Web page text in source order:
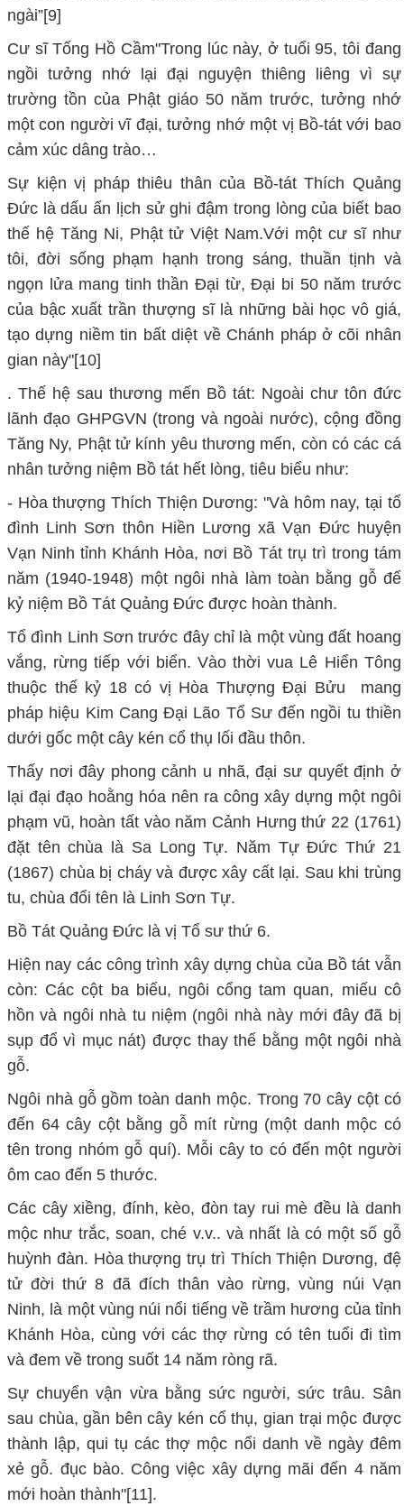
ngài”[9]
Cư sĩ Tống Hồ Cầm"Trong lúc này, ở tuổi 95, tôi đang
ngồi tưởng nhớ lại đại nguyện thiêng liêng vì sự
trường tồn của Phật giáo 50 năm trước, tưởng nhớ
một con người vĩ đại, tưởng nhớ một vị Bồ-tát với bao
cảm xúc dâng trào…
Sự kiện vị pháp thiêu thân của Bồ-tát Thích Quảng
Đức là dấu ấn lịch sử ghi đậm trong lòng của biết bao
thế hệ Tăng Ni, Phật tử Việt Nam.Với một cư sĩ như
tôi, đời sống phạm hạnh trong sáng, thuần tịnh và
ngọn lửa mang tinh thần Đại từ, Đại bi 50 năm trước
của bậc xuất trần thượng sĩ là những bài học vô giá,
tạo dựng niềm tin bất diệt về Chánh pháp ở cõi nhân
gian này"[10]
. Thế hệ sau thương mến Bồ tát: Ngoài chư tôn đức
lãnh đạo GHPGVN (trong và ngoài nước), cộng đồng
Tăng Ny, Phật tử kính yêu thương mến, còn có các cá
nhân tưởng niệm Bồ tát hết lòng, tiêu biểu như:
- Hòa thượng Thích Thiện Dương: "Và hôm nay, tại tổ
đình Linh Sơn thôn Hiền Lương xã Vạn Đức huyện
Vạn Ninh tỉnh Khánh Hòa, nơi Bồ Tát trụ trì trong tám
năm (1940-1948) một ngôi nhà làm toàn bằng gỗ để
kỷ niệm Bồ Tát Quảng Đức được hoàn thành.
Tổ đình Linh Sơn trước đây chỉ là một vùng đất hoang
vắng, rừng tiếp với biển. Vào thời vua Lê Hiển Tông
thuộc thế kỷ 18 có vị Hòa Thượng Đại Bửu mang
pháp hiệu Kim Cang Đại Lão Tổ Sư đến ngồi tu thiền
dưới gốc một cây kén cổ thụ lối đầu thôn.
Thấy nơi đây phong cảnh u nhã, đại sư quyết định ở
lại đại đạo hoằng hóa nên ra công xây dựng một ngôi
phạm vũ, hoàn tất vào năm Cảnh Hưng thứ 22 (1761)
đặt tên chùa là Sa Long Tự. Năm Tự Đức Thứ 21
(1867) chùa bị cháy và được xây cất lại. Sau khi trùng
tu, chùa đổi tên là Linh Sơn Tự.
Bồ Tát Quảng Đức là vị Tổ sư thứ 6.
Hiện nay các công trình xây dựng chùa của Bồ tát vẫn
còn: Các cột ba biểu, ngôi cổng tam quan, miếu cô
hồn và ngôi nhà tu niệm (ngôi nhà này mới đây đã bị
sụp đổ vì mục nát) được thay thế bằng một ngôi nhà
gỗ.
Ngôi nhà gỗ gồm toàn danh mộc. Trong 70 cây cột có
đến 64 cây cột bằng gỗ mít rừng (một danh mộc có
tên trong nhóm gỗ quí). Mỗi cây to có đến một người
ôm cao đến 5 thước.
Các cây xiềng, đính, kèo, đòn tay rui mè đều là danh
mộc như trắc, soan, ché v.v.. và nhất là có một số gỗ
huỳnh đàn. Hòa thượng trụ trì Thích Thiện Dương, đệ
tử đời thứ 8 đã đích thân vào rừng, vùng núi Vạn
Ninh, là một vùng núi nổi tiếng về trầm hương của tỉnh
Khánh Hòa, cùng với các thợ rừng có tên tuổi đi tìm
và đem về trong suốt 14 năm ròng rã.
Sự chuyển vận vừa bằng sức người, sức trâu. Sân
sau chùa, gần bên cây kén cổ thụ, gian trại mộc được
thành lập, qui tụ các thợ mộc nổi danh về ngày đêm
xẻ gỗ. đục bào. Công việc xây dựng mãi đến 4 năm
mới hoàn thành"[11].